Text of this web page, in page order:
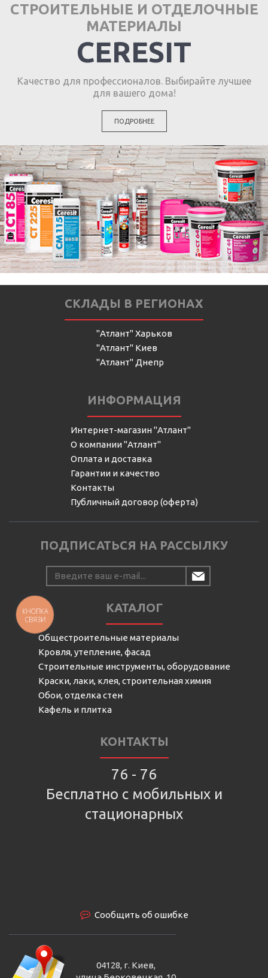
СТРОИТЕЛЬНЫЕ И ОТДЕЛОЧНЫЕ
МАТЕРИАЛЫ
CERESIT
Качество для профессионалов. Выбирайте лучшее
для вашего дома!
ПОДРОБНЕЕ
СКЛАДЫ В РЕГИОНАХ
"Атлант" Харьков
"Атлант" Киев
"Атлант" Днепр
ИНФОРМАЦИЯ
Интернет-магазин "Атлант"
О компании "Атлант"
Оплата и доставка
Гарантии и качество
Контакты
Публичный договор (оферта)
ПОДПИСАТЬСЯ НА РАССЫЛКУ
КАТАЛОГ
Общестроительные материалы
Кровля, утепление, фасад
Строительные инструменты, оборудование
Краски, лаки, клея, строительная химия
Обои, отделка стен
Кафель и плитка
КОНТАКТЫ
76 - 76
Бесплатно с мобильных и
стационарных
Сообщить об ошибке
04128, г. Киев,
КНОПКА
СВЯЗИ